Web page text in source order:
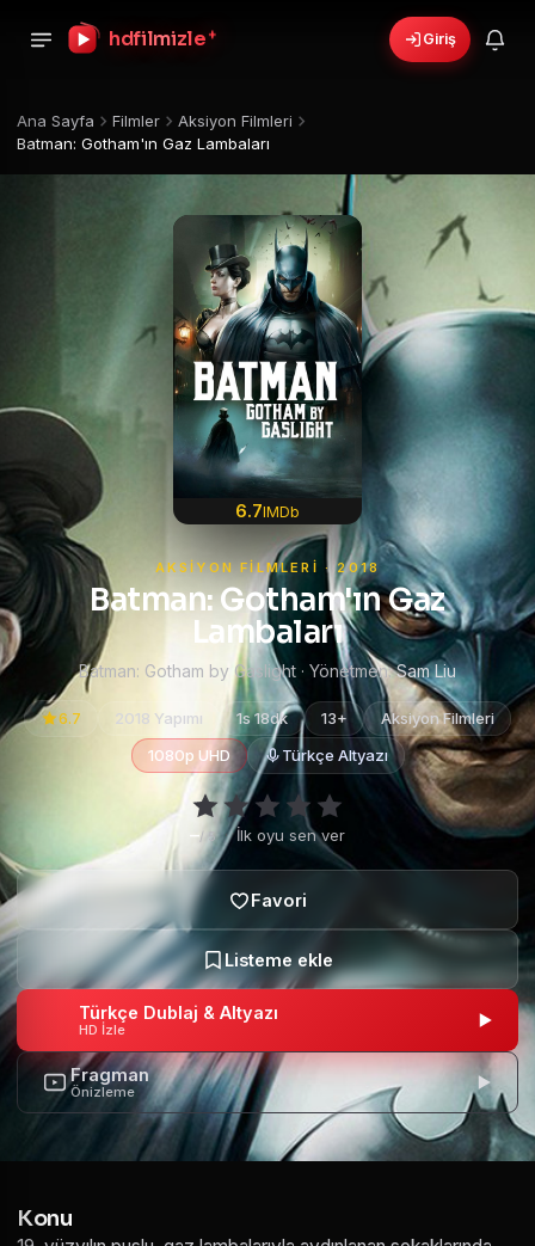
hdfilmizle + Giriş
Ana Sayfa Filmler
Aksiyon Filmleri
Batman: Gotham'ın Gaz Lambaları
6.7IMDb
AKSIYON FILMLERI · 2018
Batman: Gotham'ın Gaz
Lambaları
Batman: Gotham by Gaslight · Yönetmen:Sam Liu
6.7 2018 Yapımı 1s 18dk 13+
Aksiyon Filmleri
1080p UHD
Türkçe Altyazı
–/ 5 · İlk oyu sen ver
Türkçe Dublaj & Altyazı
HD İzle
Fragman
Önizleme
Konu